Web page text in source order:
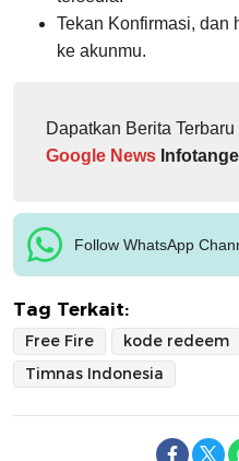
Tekan Konfirmasi, dan
ke akunmu.
Dapatkan Berita
Google News
Follow WhatsApp
Tag Terkait:
Free Fire kode redeem
Timnas Indonesia